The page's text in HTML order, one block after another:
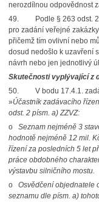
nerozdílnou odpovědnost
49. Podle § 263 odst. 2
pro zadání veřejné
přičemž tím ovlivní nebo
dosud nedošlo k uzavření
návrh nebo jen jednotlivý
Skutečnosti vyplývající z
50. V bodu 17.4.1.
»Účastník zadávacího
odst. 2 písm. a) ZZVZ:
o Seznam nejméně 3
hodnotě nejméně 12 mil.
řízení za posledních 5 let
práce obdobného
výstavbu silničního mostu.
o Osvědčení objednatele
seznamu dle písm. a)